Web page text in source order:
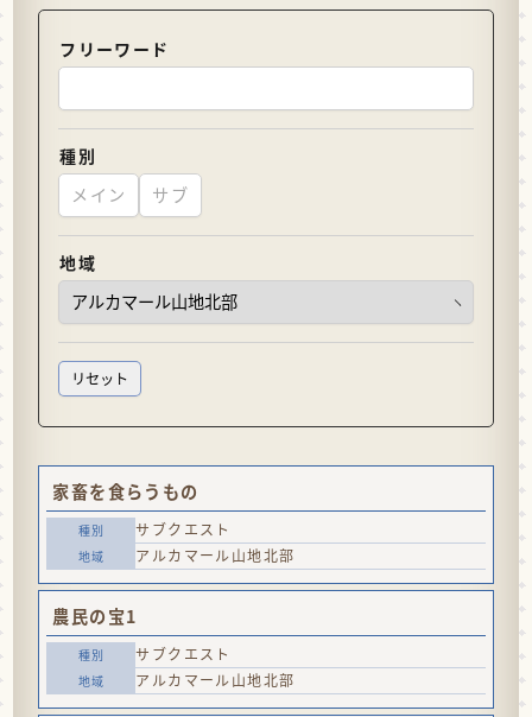
フリーワード
種別
メイン
サブ
地域
家畜を食らうもの
サブクエスト
アルカマール山地北部
農民の宝1
サブクエスト
アルカマール山地北部